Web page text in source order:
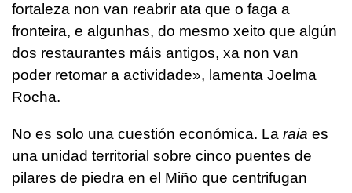
fortaleza non van reabrir ata que o faga a
fronteira, e algunhas, do mesmo xeito que algún
dos restaurantes máis antigos, xa non van
poder retomar a actividade», lamenta Joelma
Rocha.
No es solo una cuestión económica. La raia es
una unidad territorial sobre cinco puentes de
pilares de piedra en el Miño que centrifugan